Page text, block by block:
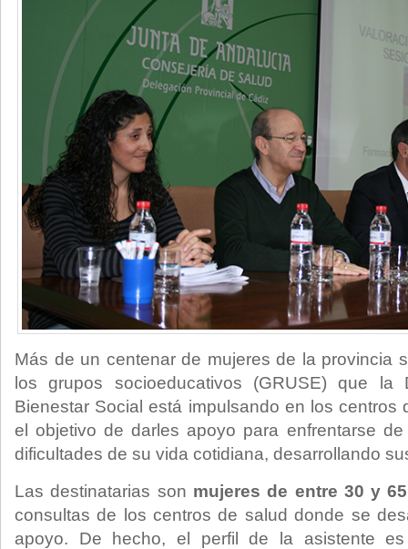
Más de un centenar de mujeres de la provincia
los grupos socioeducativos (GRUSE) que
Bienestar Social está impulsando en los centros
el objetivo de darles apoyo para enfrentarse
dificultades de su vida cotidiana, desarrollando
Las destinatarias son mujeres de entre 30 y
consultas de los centros de salud donde se
apoyo. De hecho, el perfil de la asistente